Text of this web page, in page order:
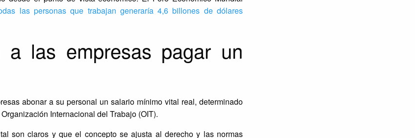
las personas que trabajan generaría 4,6 billones de dólares
a las empresas pagar un
abonar a su personal un salario mínimo vital real, determinado
Internacional del Trabajo (OIT).
son claros y que el concepto se ajusta al derecho y las normas